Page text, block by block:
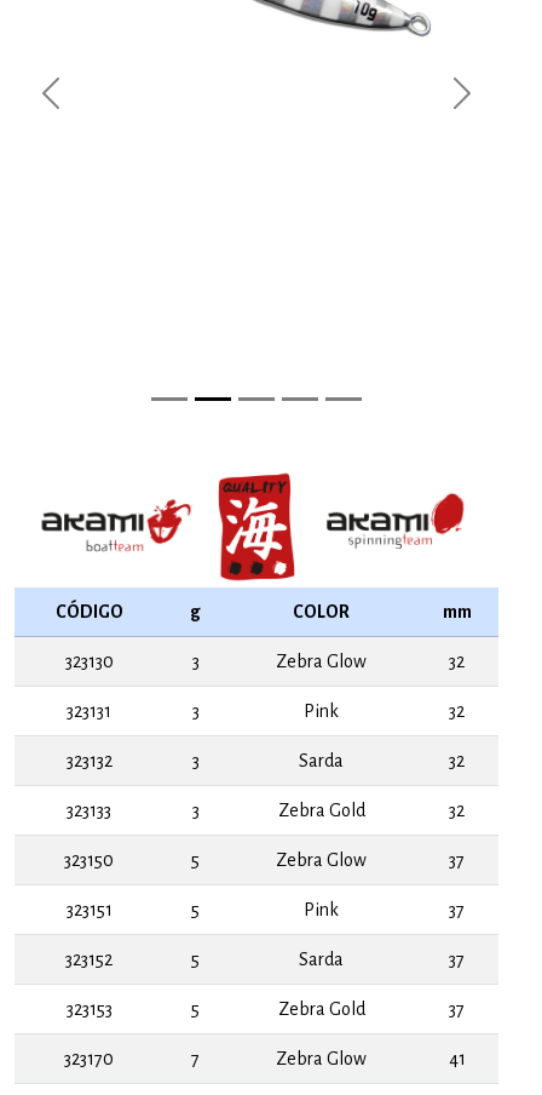
Previous Next
CÓDIGO g COLOR mm
323130 3 Zebra Glow 32
323131 3 Pink 32
323132 3 Sarda 32
323133 3 Zebra Gold 32
323150 5 Zebra Glow 37
323151 5 Pink 37
323152 5 Sarda 37
323153 5 Zebra Gold 37
323170 7 Zebra Glow 41